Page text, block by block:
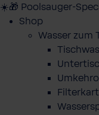
☀️🎁 Poolsauger-
Shop
Wasser zum